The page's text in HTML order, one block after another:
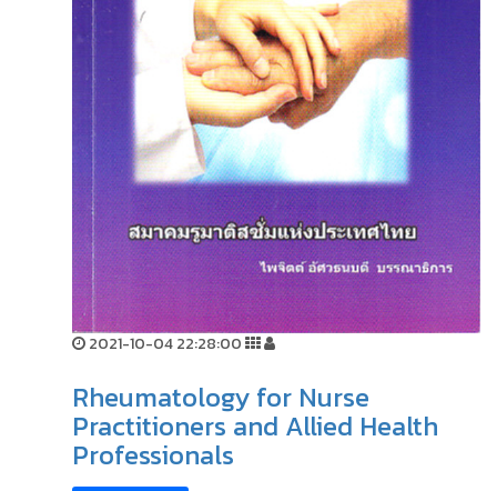
2021-10-04 22:28:00
Rheumatology for Nurse
Practitioners and Allied Health
Professionals